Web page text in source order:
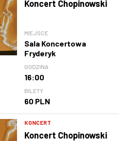
Koncert Chopinowski
MIEJSCE
Sala Koncertowa
Fryderyk
GODZINA
16:00
BILETY
60 PLN
KONCERT
Koncert Chopinowski